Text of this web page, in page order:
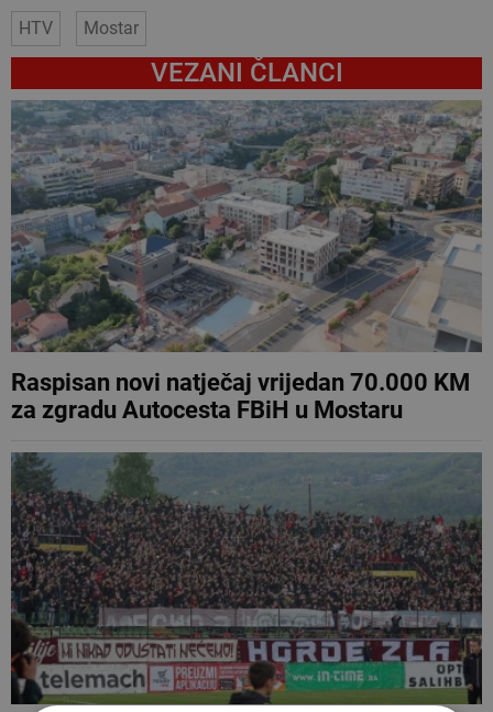
HTV Mostar
VEZANI ČLANCI
Raspisan novi natječaj vrijedan 70.000 KM
za zgradu Autocesta FBiH u Mostaru